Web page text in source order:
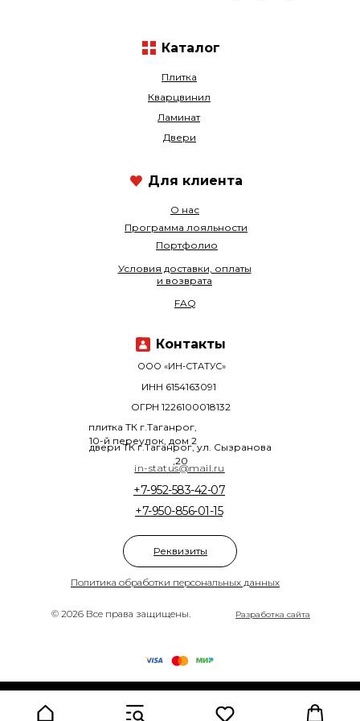
© 2026 Все права защищены.
Политика обработки персональных данных
Плитка
Кварцвинил
+7-950-856-01-15
+7-952-583-42-07
О нас
Ламинат
Программа лояльности
Двери
Портфолио
ООО «ИН-СТАТУС»
плитка ТК г.Таганрог,
10-й переулок, дом 2
двери ТК г.Таганрог, ул. Сызранова
,20
ОГРН 1226100018132
ИНН 6154163091
Разработка сайта
Условия доставки, оплаты
и возврата
FAQ
Каталог
in-status@mail.ru
Контакты
Для клиента
Реквизиты
Made on Tilda